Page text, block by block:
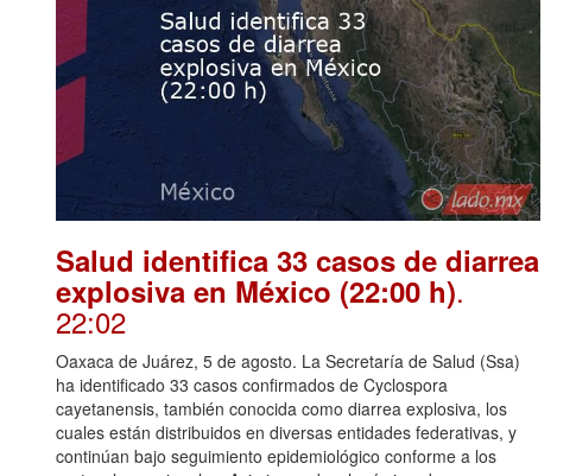
Salud identifica 33 casos de diarrea
explosiva en México (22:00 h).
22:02
Oaxaca de Juárez, 5 de agosto. La Secretaría de Salud (Ssa)
ha identificado 33 casos confirmados de Cyclospora
cayetanensis, también conocida como diarrea explosiva, los
cuales están distribuidos en diversas entidades federativas, y
continúan bajo seguimiento epidemiológico conforme a los